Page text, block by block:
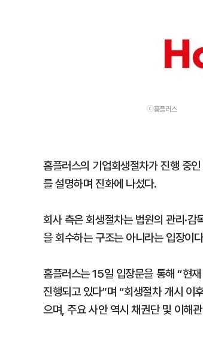
ⓒ홈플러스
홈플러스의 기업회생절차가 진행 중
를 설명하며 진화에 나섰다.
회사 측은 회생절차는 법원의 관리·
을 회수하는 구조는 아니라는 입장이
홈플러스는 15일 입장문을 통해 “현
진행되고 있다”며 “회생절차 개시 이
으며, 주요 사안 역시 채권단 및 이해